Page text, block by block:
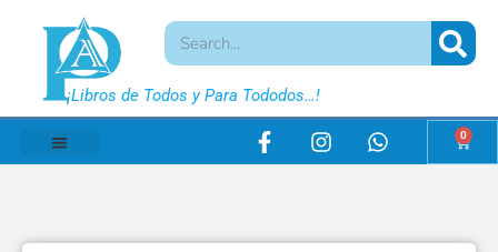
¡Libros de Todos y Para Tododos…!
0